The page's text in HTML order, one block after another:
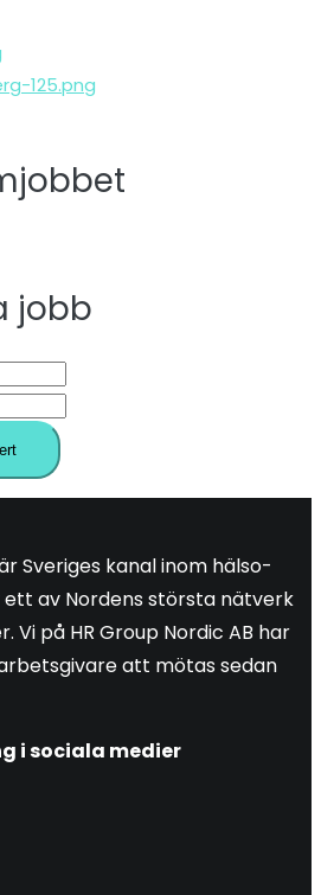
jobb
Sveriges kanal inom hälso-
ett av Nordens största nätverk
Vi på HR Group Nordic AB har
att mötas sedan
i sociala medier